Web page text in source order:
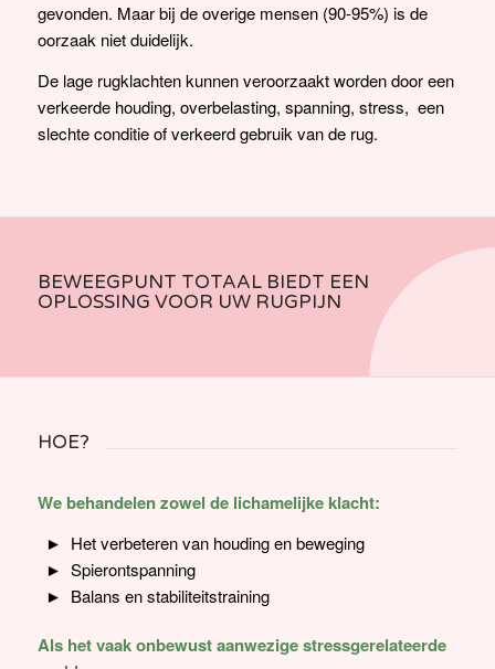
gevonden. Maar bij de overige mensen (90-95%) is de
oorzaak niet duidelijk.
De lage rugklachten kunnen veroorzaakt worden door een
verkeerde houding, overbelasting, spanning, stress, een
slechte conditie of verkeerd gebruik van de rug.
BEWEEGPUNT TOTAAL BIEDT EEN
OPLOSSING VOOR UW RUGPIJN
HOE?
We behandelen zowel de lichamelijke klacht:
Het verbeteren van houding en beweging
Spierontspanning
Balans en stabiliteitstraining
Als het vaak onbewust aanwezige stressgerelateerde